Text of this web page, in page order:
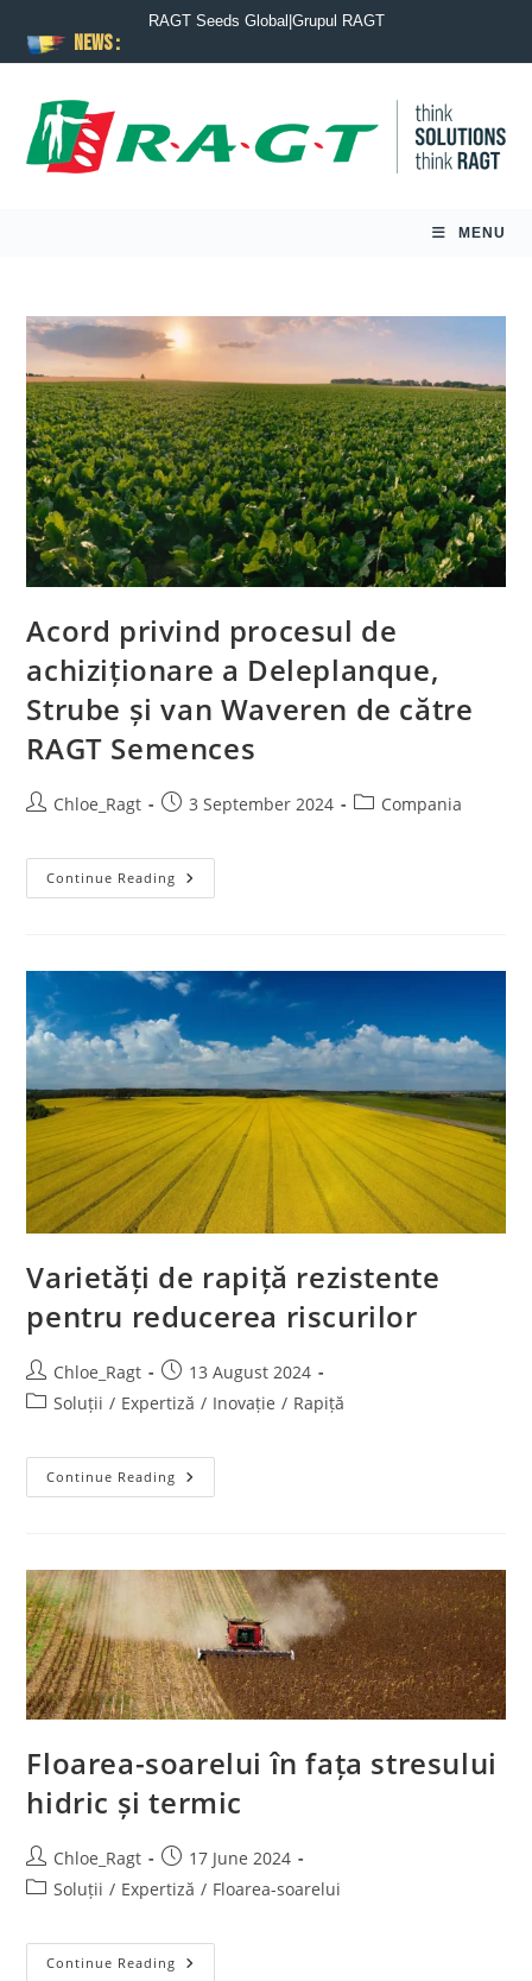
News :
RAGT Seeds Global Grupul RAGT
MENU
Acord privind procesul de
achiziționare a Deleplanque,
Strube și van Waveren de către
RAGT Semences
Chloe_Ragt 3 September 2024 Compania
Continue Reading
Varietăți de rapiță rezistente
pentru reducerea riscurilor
Chloe_Ragt
13 August 2024
Soluții / Expertiză / Inovație / Rapiță
Continue Reading
Floarea-soarelui în fața stresului
hidric și termic
Chloe_Ragt
17 June 2024
Soluții / Expertiză / Floarea-soarelui
Continue Reading